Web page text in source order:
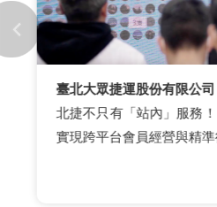
臺北大眾捷運股份有限公司
北捷不只有「站內」服務
實現跨平台會員經營與精準